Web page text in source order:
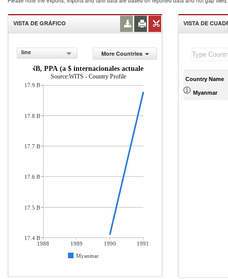
VISTA DE GRÁFICO
line
More Countries
INB, PPA (a $ internacionales actuales)
Source:WITS - Country Profile
1988 1989 1990
1991
Myanmar
17.9 B
17.8 B
17.7 B
17.6 B
17.5 B
17.4 B
VISTA DE
Country Name
Myanmar